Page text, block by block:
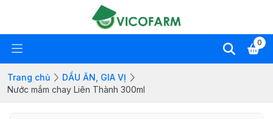
0
Trang chủ
DẦU ĂN, GIA VỊ
Nước mắm chay Liên Thành 300ml